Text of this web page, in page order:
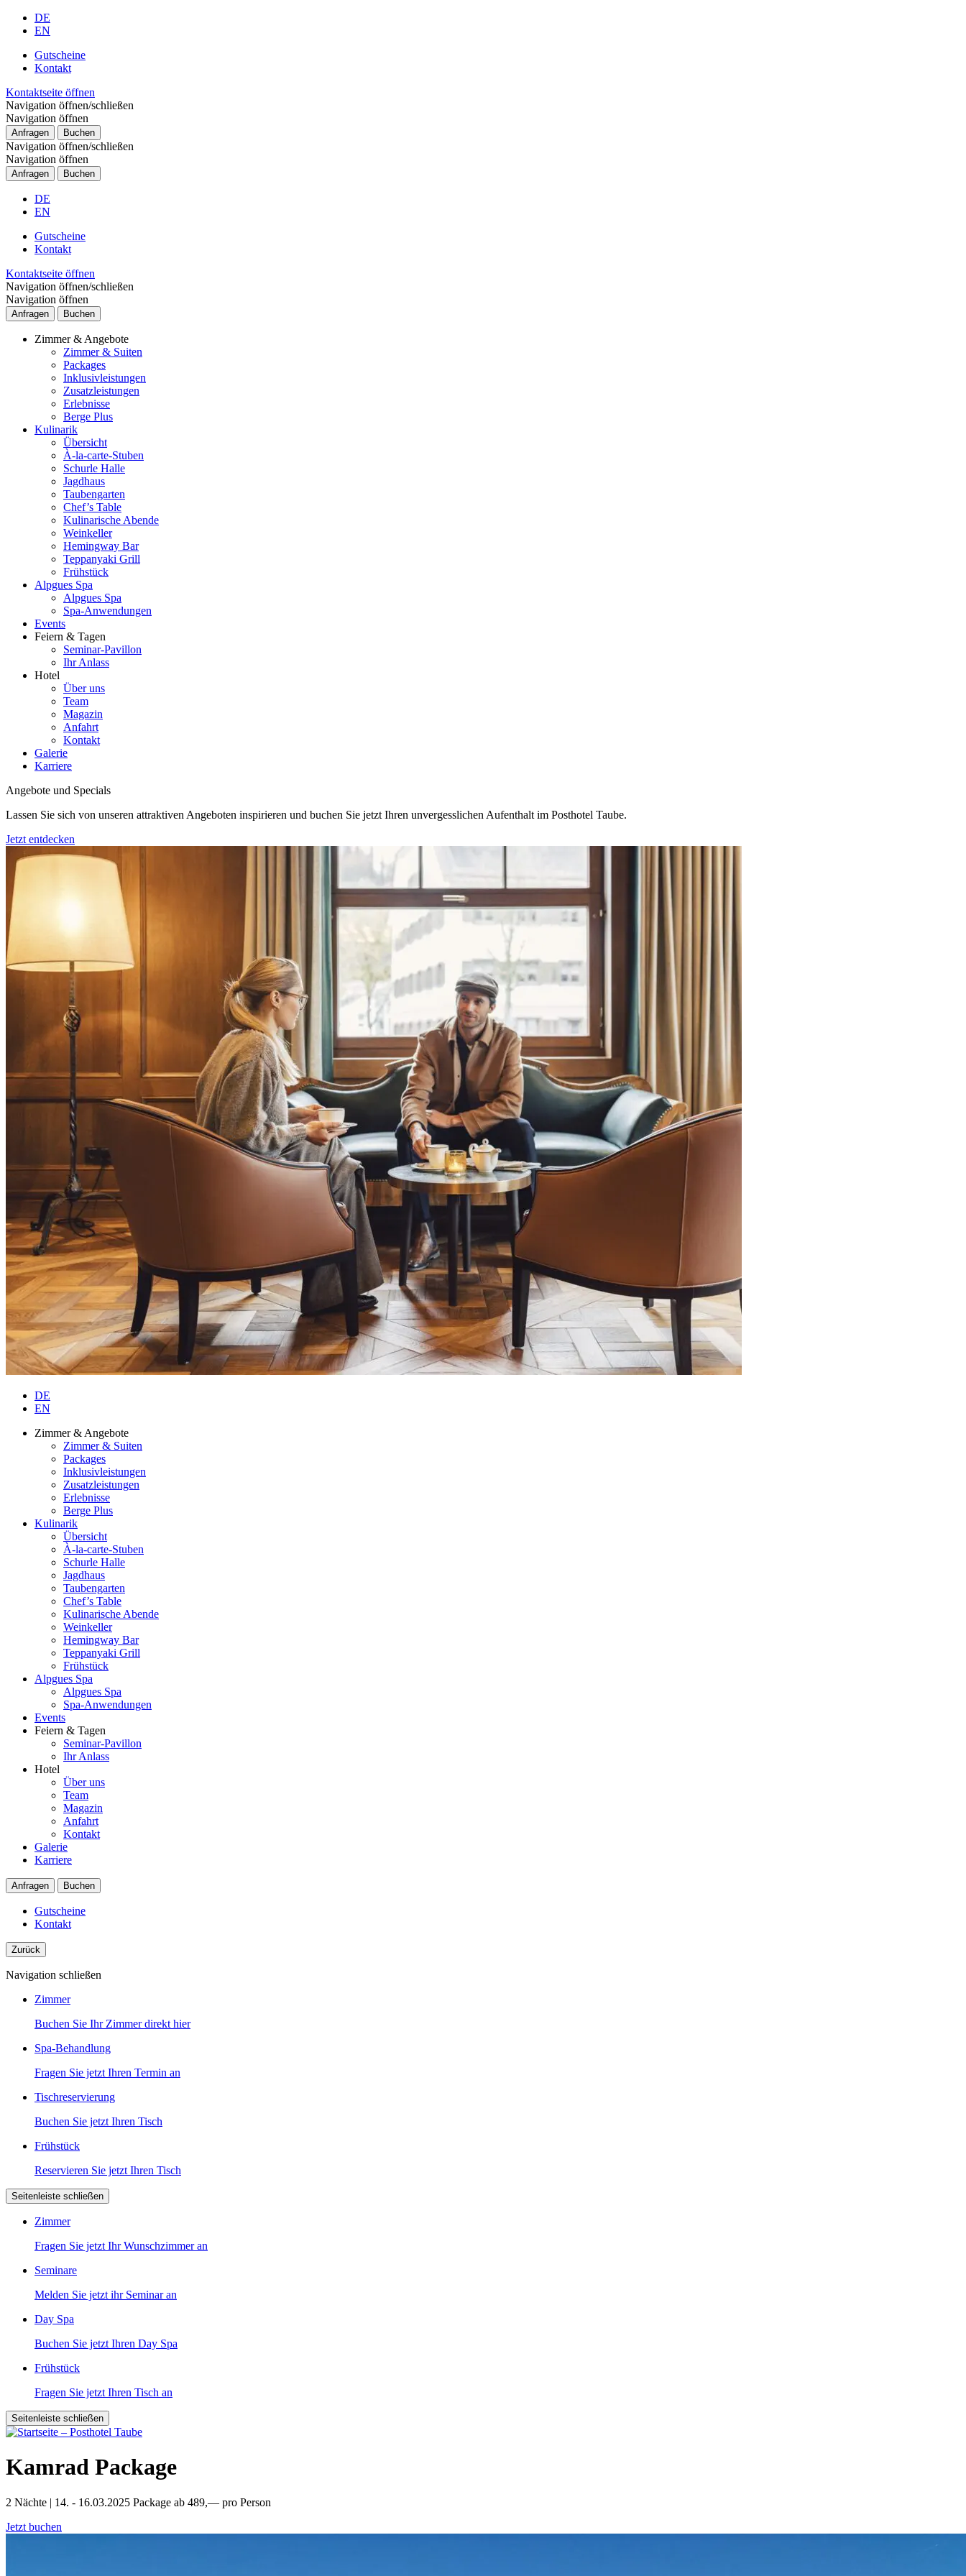
DE
EN
Gutscheine
Kontakt
Kontaktseite öffnen
Navigation öffnen/schließen
Navigation öffnen
Anfragen Buchen
Navigation öffnen/schließen
Navigation öffnen
Anfragen Buchen
DE
EN
Gutscheine
Kontakt
Kontaktseite öffnen
Navigation öffnen/schließen
Navigation öffnen
Anfragen Buchen
Zimmer & Angebote
Zimmer & Suiten
Packages
Inklusivleistungen
Zusatzleistungen
Erlebnisse
Berge Plus
Kulinarik
Übersicht
À-la-carte-Stuben
Schurle Halle
Jagdhaus
Taubengarten
Chef’s Table
Kulinarische Abende
Weinkeller
Hemingway Bar
Teppanyaki Grill
Frühstück
Alpgues Spa
Alpgues Spa
Spa-Anwendungen
Events
Feiern & Tagen
Seminar-Pavillon
Ihr Anlass
Hotel
Über uns
Team
Magazin
Anfahrt
Kontakt
Galerie
Karriere
Angebote und Specials
Lassen Sie sich von unseren attraktiven Angeboten inspirieren und buchen Sie jetzt Ihren unvergesslichen Aufenthalt im Posthotel Taube.
Jetzt entdecken
DE
EN
Zimmer & Angebote
Zimmer & Suiten
Packages
Inklusivleistungen
Zusatzleistungen
Erlebnisse
Berge Plus
Kulinarik
Übersicht
À-la-carte-Stuben
Schurle Halle
Jagdhaus
Taubengarten
Chef’s Table
Kulinarische Abende
Weinkeller
Hemingway Bar
Teppanyaki Grill
Frühstück
Alpgues Spa
Alpgues Spa
Spa-Anwendungen
Events
Feiern & Tagen
Seminar-Pavillon
Ihr Anlass
Hotel
Über uns
Team
Magazin
Anfahrt
Kontakt
Galerie
Karriere
Anfragen Buchen
Gutscheine
Kontakt
Zurück
Navigation schließen
Zimmer
Buchen Sie Ihr Zimmer direkt hier
Spa-Behandlung
Fragen Sie jetzt Ihren Termin an
Tischreservierung
Buchen Sie jetzt Ihren Tisch
Frühstück
Reservieren Sie jetzt Ihren Tisch
Seitenleiste schließen
Zimmer
Fragen Sie jetzt Ihr Wunschzimmer an
Seminare
Melden Sie jetzt ihr Seminar an
Day Spa
Buchen Sie jetzt Ihren Day Spa
Frühstück
Fragen Sie jetzt Ihren Tisch an
Seitenleiste schließen
Kamrad Package
2 Nächte | 14. - 16.03.2025 Package ab 489,— pro Person
Jetzt buchen